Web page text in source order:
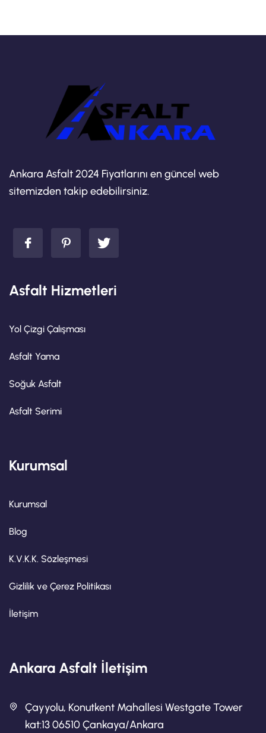
Ankara Asfalt 2024 Fiyatlarını en güncel web
sitemizden takip edebilirsiniz.
Asfalt Hizmetleri
Yol Çizgi Çalışması
Asfalt Yama
Soğuk Asfalt
Asfalt Serimi
Kurumsal
Kurumsal
Blog
K.V.K.K. Sözleşmesi
Gizlilik ve Çerez Politikası
İletişim
Ankara Asfalt İletişim
Çayyolu, Konutkent Mahallesi Westgate Tower
kat:13 06510 Çankaya/Ankara